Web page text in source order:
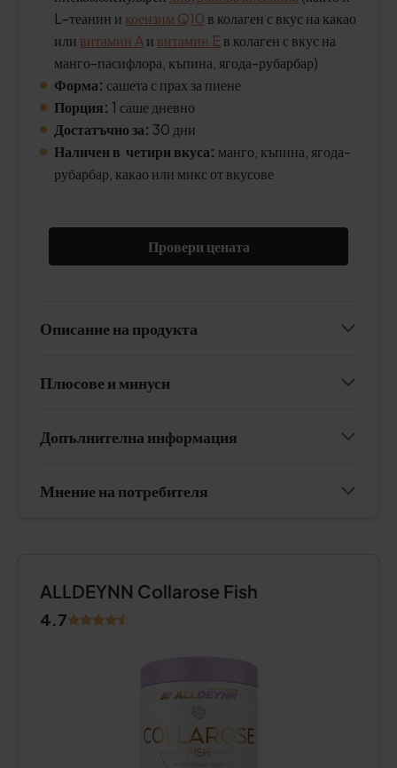
L-теанин и коензим Q10 в колаген с вкус на какао
или витамин Aи витамин E в колаген с вкус на
манго-пасифлора, къпина, ягода-рубарбар)
Форма: сашета с прах за пиене
Порция: 1 саше дневно
Достатъчно за: 30 дни
Наличен в четири вкуса: манго, къпина, ягода-
рубарбар, какао или микс от вкусове
Провери цената
Описание на продукта
Плюсове и минуси
Допълнителна информация
Мнение на потребителя
ALLDEYNN Collarose Fish
4.7